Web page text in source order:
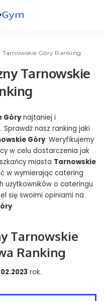
Góry Ranking
Tarnowskie
Górynajtaniej i
nasz ranking jaki
Góry. Weryfikujemy
w celu dostarczenia jak
miasta Tarnowskie
w wymierając catering
użytkowników o cateringu
się swoimi opiniami na
Tarnowskie
Ranking
rok.